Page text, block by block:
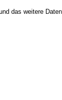
das weitere